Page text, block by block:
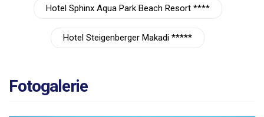
Hotel Sphinx Aqua Park Beach Resort ****
Hotel Steigenberger Makadi *****
Fotogalerie